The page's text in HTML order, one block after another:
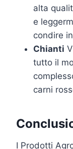
alta
e
condire
Chianti
tutto il
carni
I Prodotti